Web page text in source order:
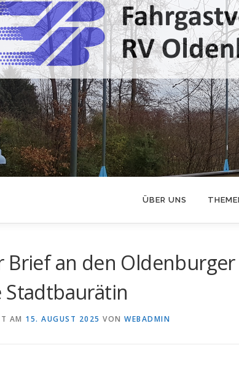
ÜBER UNS
Brief an den
Stadtbaurätin
AM 15. AUGUST 2025 VON WEBADMIN